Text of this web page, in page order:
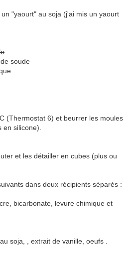
"yaourt" au soja (j'ai mis un yaourt
soude
(Thermostat 6) et beurrer les moules
silicone).
et les détailler en cubes (plus ou
dans deux récipients séparés :
bicarbonate, levure chimique et
soja, , extrait de vanille, oeufs .